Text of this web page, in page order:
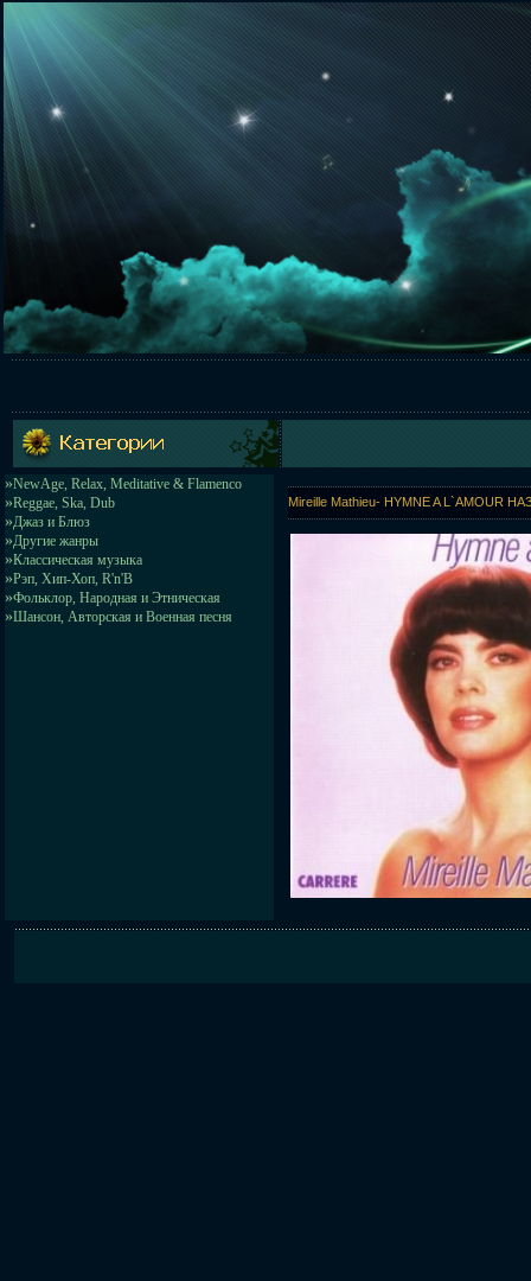
»NewAge, Relax, Meditative & Flamenco
»Reggae, Ska, Dub
»Джаз и Блюз
»Другие жанры
»Классическая музыка
»Рэп, Хип-Хоп, R'n'B
»Фольклор, Народная и Этническая
»Шансон, Авторская и Военная песня
Mireille Mathieu- HYMNE A